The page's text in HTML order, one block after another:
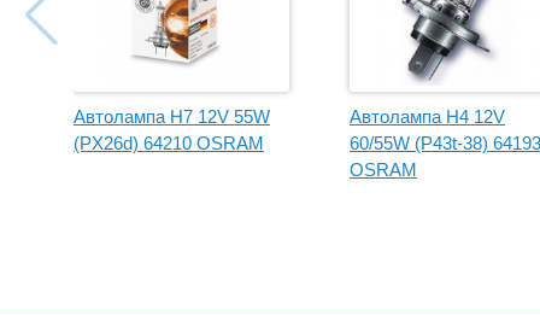
Автолампа H7 12V 55W
(PX26d) 64210 OSRAM
Автолампа H4 12V
60/55W (P43t-38) 64193
OSRAM